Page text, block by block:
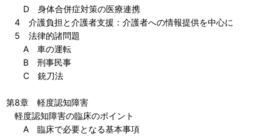
D 身体合併症対策の医療連携
4 介護負担と介護者支援：介護者への情報提供を中心に
5 法律的諸問題
A 車の運転
B 刑事民事
C 銃刀法
第8章 軽度認知障害
軽度認知障害の臨床のポイント
A 臨床で必要となる基本事項